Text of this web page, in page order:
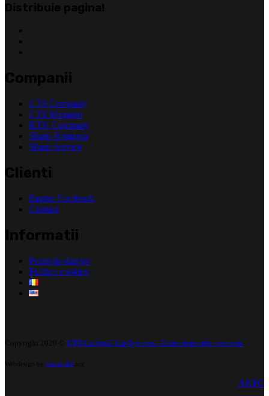
Distribuie pagina!
Companii
CTS Company
CTS Magazin
KTN Company
Sharp Romania
Sharp Service
Clienti
Pagina Facebook
Contact
Informatii
Protectia datelor
Politica cookies
Copyright 2020 © CTS Cardinal Top Systems - Toate drepturile rezervate
Webdesign by creare site
ANPC